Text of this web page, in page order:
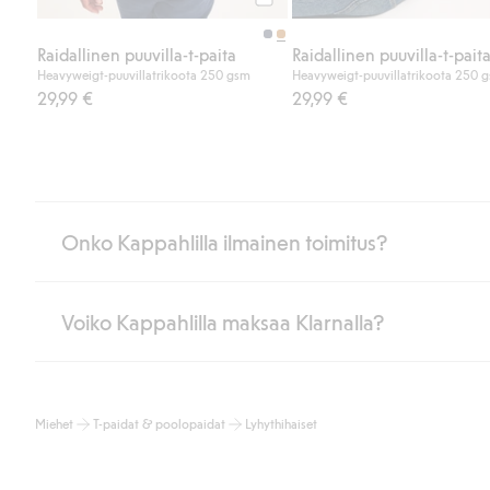
Raidallinen puuvilla-t-paita
Heavyweigt-puuvillatrikoota 250 gsm
29,99 €
Raidallinen puuvilla-t-paita
Heavyweigt-puuvillatrikoota 250
29,99 €
Onko Kappahlilla ilmainen toimitus?
Jos olet Kappahl Clubin jäsen, saat aina ilmaisen toimituksen
Voiko Kappahlilla maksaa Klarnalla?
Klikkaamalla “Maksa tilaus” hyväksyt Kappahlin yleiset ehdot.
Miehet T-paidat & poolopaidat Lyhythihaiset